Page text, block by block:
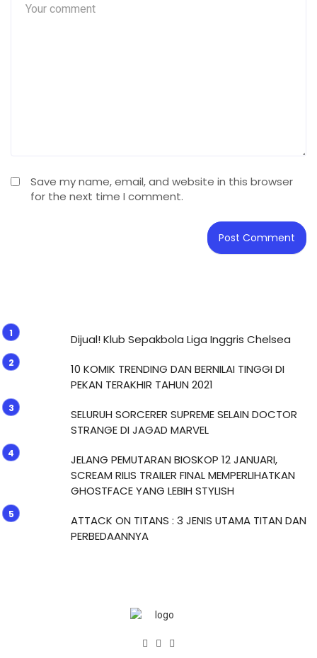
Save my name, email, and website in this browser
for the next time I comment.
Dijual! Klub Sepakbola Liga Inggris Chelsea
10 KOMIK TRENDING DAN BERNILAI TINGGI DI
PEKAN TERAKHIR TAHUN 2021
SELURUH SORCERER SUPREME SELAIN DOCTOR
STRANGE DI JAGAD MARVEL
JELANG PEMUTARAN BIOSKOP 12 JANUARI,
SCREAM RILIS TRAILER FINAL MEMPERLIHATKAN
GHOSTFACE YANG LEBIH STYLISH
ATTACK ON TITANS : 3 JENIS UTAMA TITAN DAN
PERBEDAANNYA